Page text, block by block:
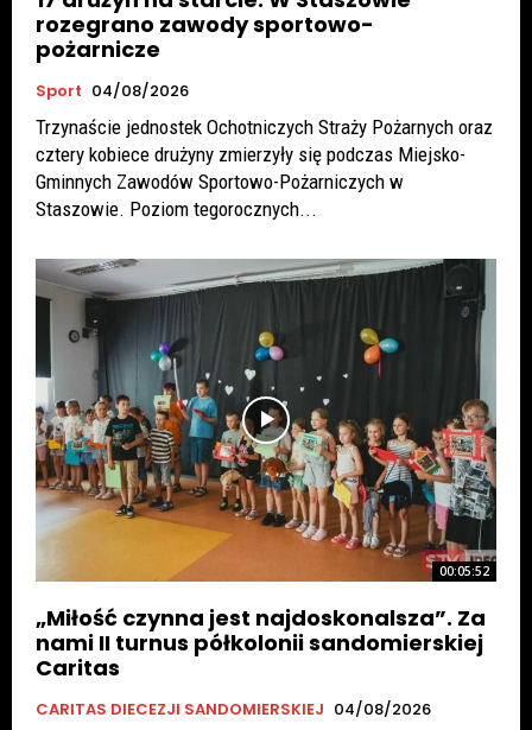
rozegrano zawody sportowo-
pożarnicze
Sport 04/08/2026
Trzynaście jednostek Ochotniczych Straży Pożarnych oraz
cztery kobiece drużyny zmierzyły się podczas Miejsko-
Gminnych Zawodów Sportowo-Pożarniczych w
Staszowie. Poziom tegorocznych...
00:05:52
„Miłość czynna jest najdoskonalsza”. Za
nami II turnus półkolonii sandomierskiej
Caritas
CARITAS DIECEZJI SANDOMIERSKIEJ 04/08/2026